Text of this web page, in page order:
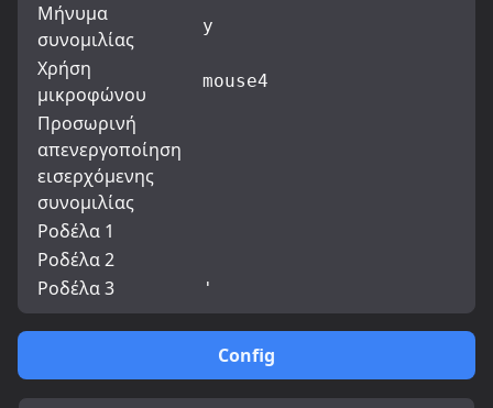
Config
Μήνυμα
συνομιλίας
y
Χρήση
μικροφώνου
mouse4
Προσωρινή
απενεργοποίηση
εισερχόμενης
συνομιλίας
Ροδέλα 1
Ροδέλα 2
Ροδέλα 3
'